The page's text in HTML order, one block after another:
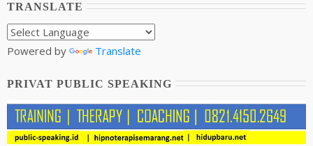
TRANSLATE
Powered by Translate
PRIVAT PUBLIC SPEAKING